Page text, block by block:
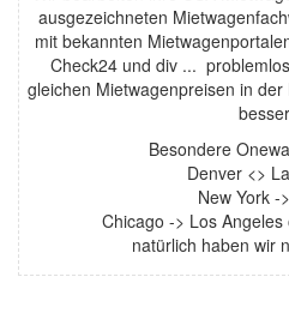
ausgezeichneten
mit bekannten
Check24 und div ...
gleichen Mietwagenpreisen in
Besondere
Denver <>
New York -
Chicago -> Los
natürlich haben wir